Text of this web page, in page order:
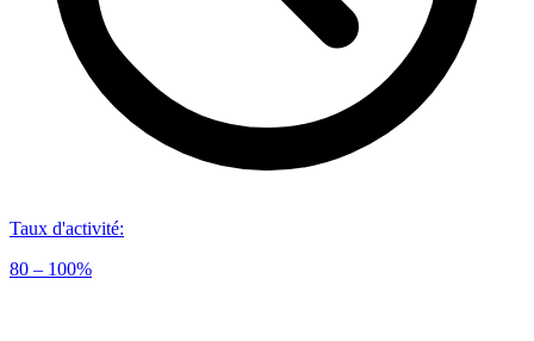
Taux d'activité:
80 – 100%